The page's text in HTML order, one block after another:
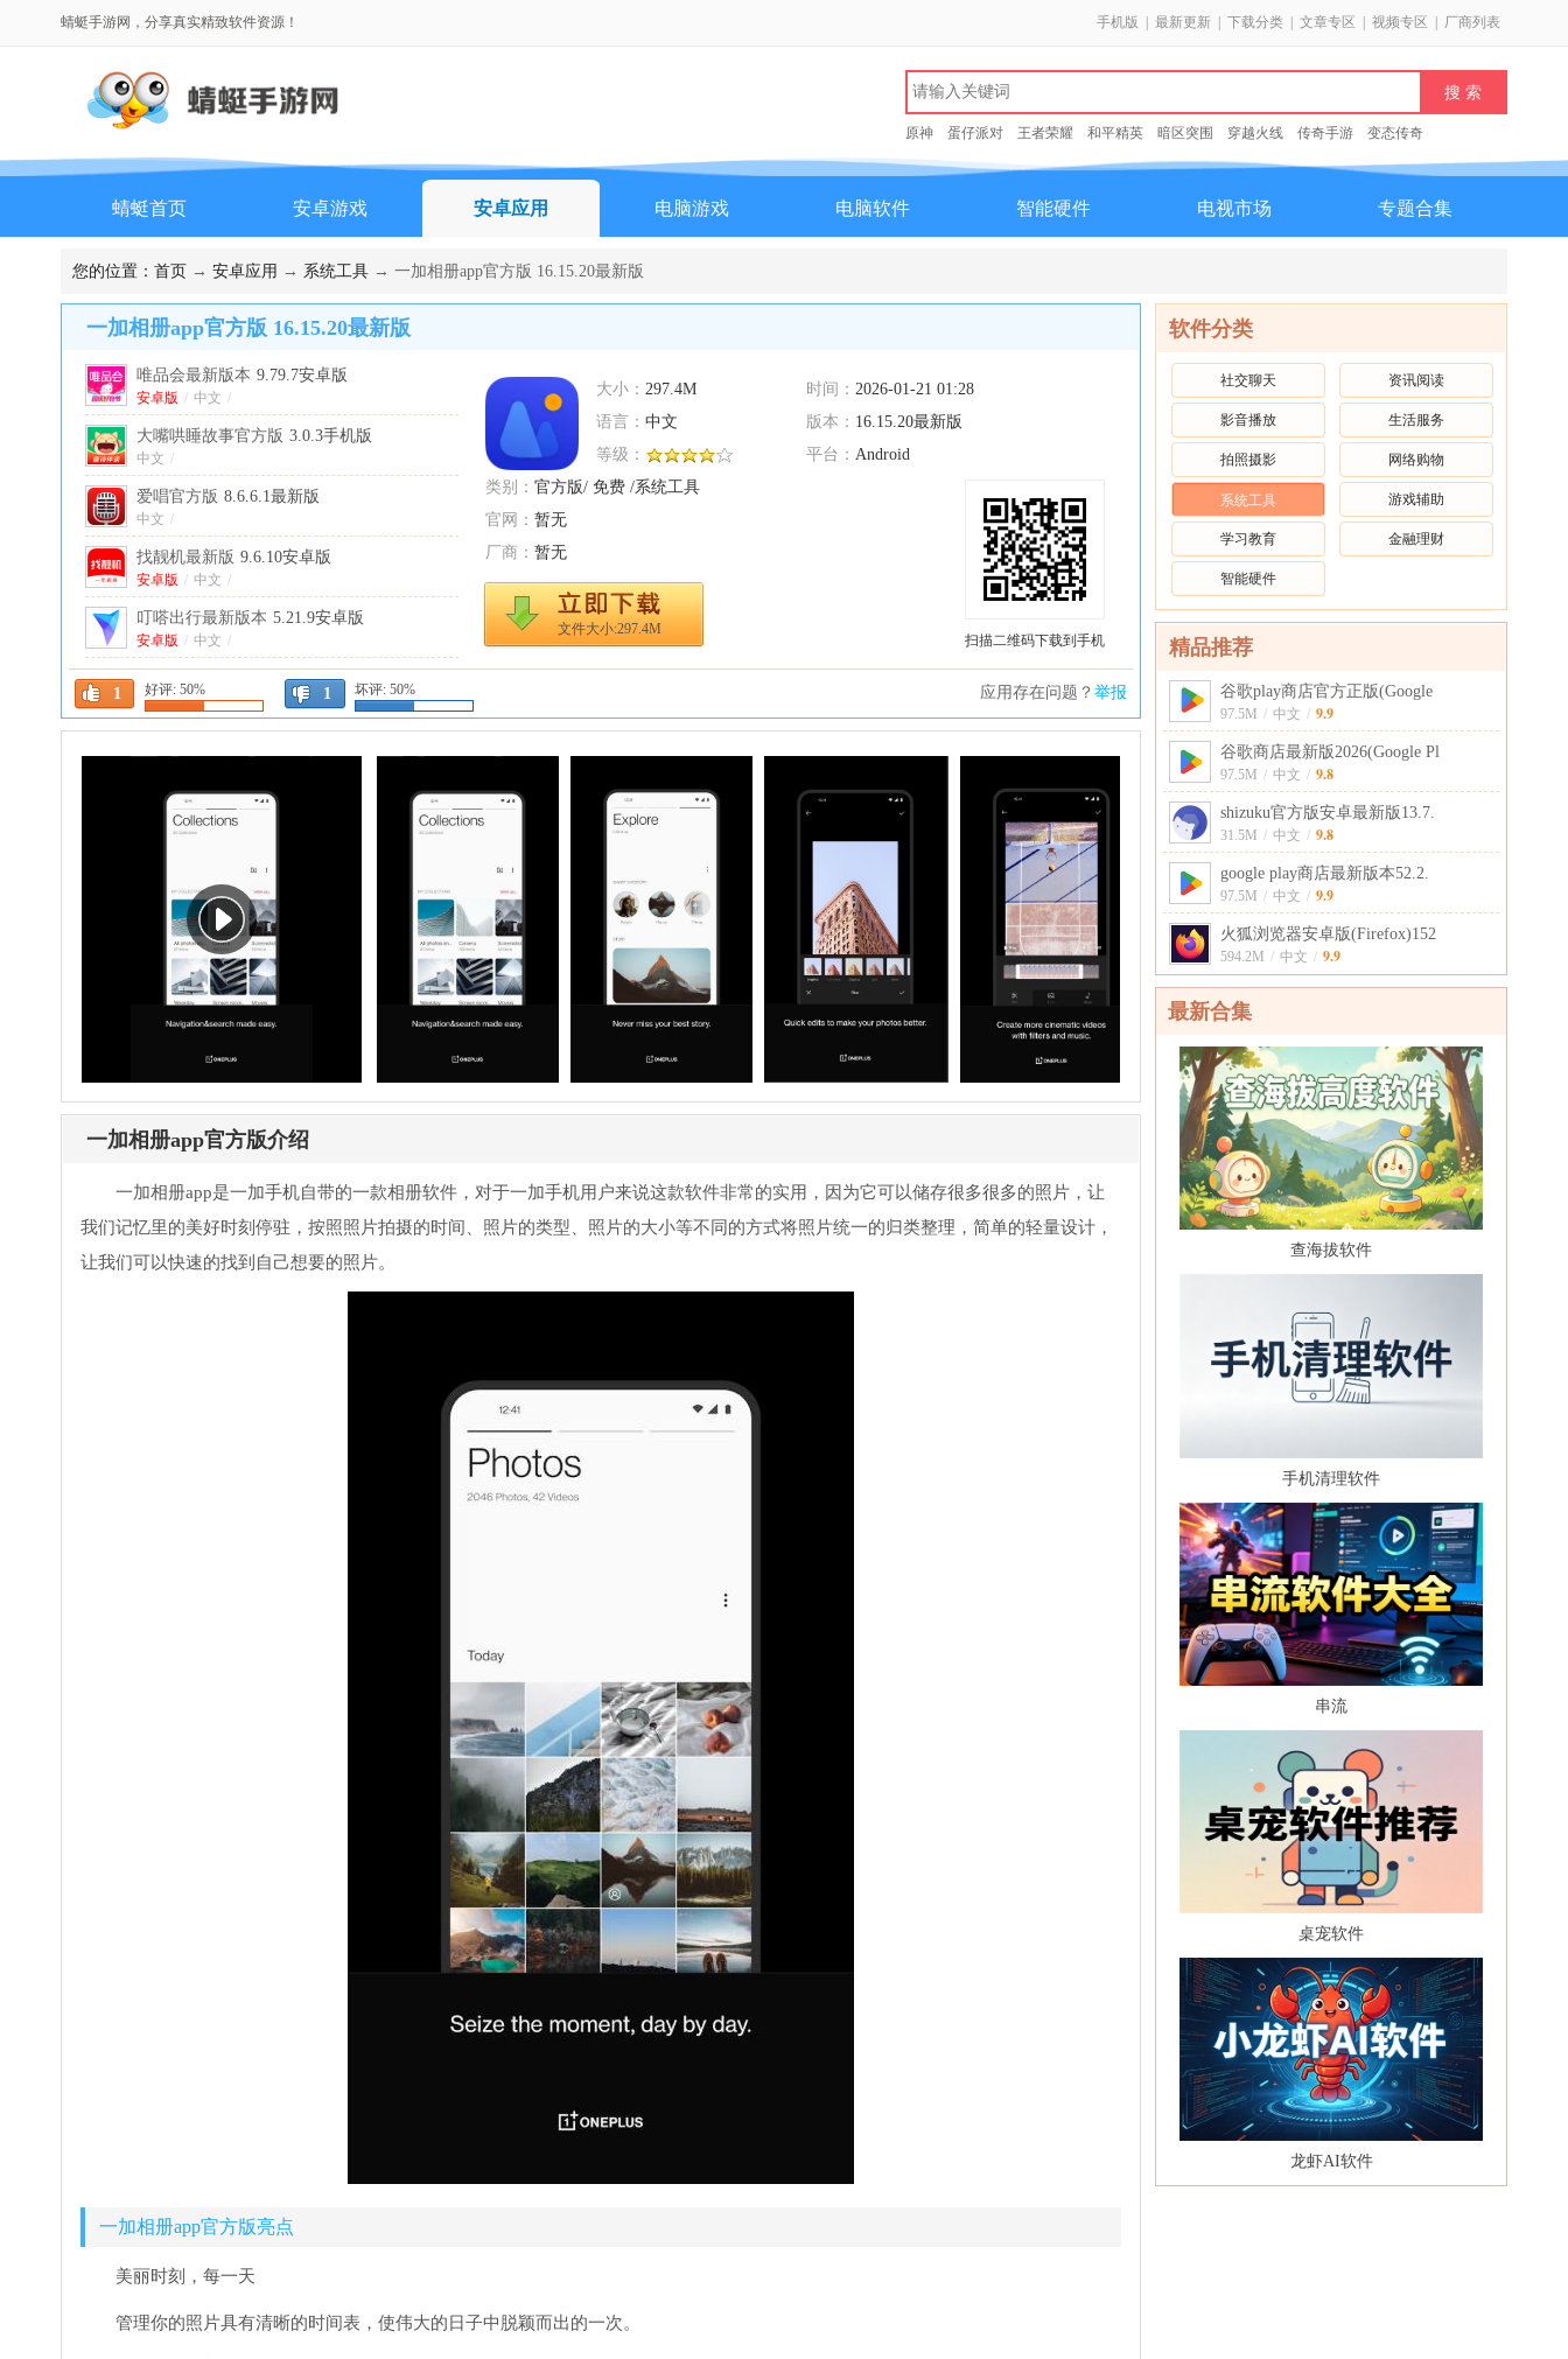
蜻蜓手游网，分享真实精致软件资源！ 手机版 最新更新 下载分类 文章专区 视频专区 厂商列表
原神 蛋仔派对 王者荣耀 和平精英 暗区突围 穿越火线 传奇手游 变态传奇
蜻蜓首页 安卓游戏 安卓应用 电脑游戏 电脑软件 智能硬件 电视市场 专题合集
排行榜
您的位置： 首页 → 安卓应用 → 系统工具 → 一加相册app官方版 16.15.20最新版
一加相册app官方版 16.15.20最新版
大小： 297.4M 时间： 2026-01-21 01:28
语言： 中文 版本： 16.15.20最新版
等级：
平台： Android
类别： 官方版/ 免费 /系统工具
官网： 暂无
厂商： 暂无
文件大小:297.4M
1 好评: 50% 1 坏评: 50% 应用存在问题？ 举报
唯品会最新版本 9.79.7安卓版
安卓版 / 中文 /
大嘴哄睡故事官方版 3.0.3手机版
中文 /
爱唱官方版 8.6.6.1最新版
中文 /
找靓机最新版 9.6.10安卓版
安卓版 / 中文 /
叮嗒出行最新版本 5.21.9安卓版
安卓版 / 中文 /
高途课堂直播课app 5.91.92最新版本
中文 /
中文 /
万能匙 60.5.0安卓版
安卓版 / 中文 /
阅谷咪正版 1.0.11最新版
扫描二维码下载到手机
一加相册app官方版介绍
一加相册app是一加手机自带的一款相册软件，对于一加手机用户来说这款软件非常的实用，因为它可以储存很多很多的照片，让
我们记忆里的美好时刻停驻，按照照片拍摄的时间、照片的类型、照片的大小等不同的方式将照片统一的归类整理，简单的轻量设计，
让我们可以快速的找到自己想要的照片。
一加相册app官方版亮点
美丽时刻，每一天
管理你的照片具有清晰的时间表，使伟大的日子中脱颖而出的一次。
软件分类
社交聊天 资讯阅读
影音播放 生活服务
拍照摄影 网络购物
系统工具 游戏辅助
学习教育 金融理财
智能硬件
精品推荐
谷歌play商店官方正版(Google
97.5M / 中文 / 9.9
谷歌商店最新版2026(Google Pl
97.5M / 中文 / 9.8
shizuku官方版安卓最新版13.7.
31.5M / 中文 / 9.8
google play商店最新版本52.2.
97.5M / 中文 / 9.9
火狐浏览器安卓版(Firefox)152
594.2M / 中文 / 9.9
最新合集
查海拔软件
手机清理软件
串流
桌宠软件
龙虾AI软件